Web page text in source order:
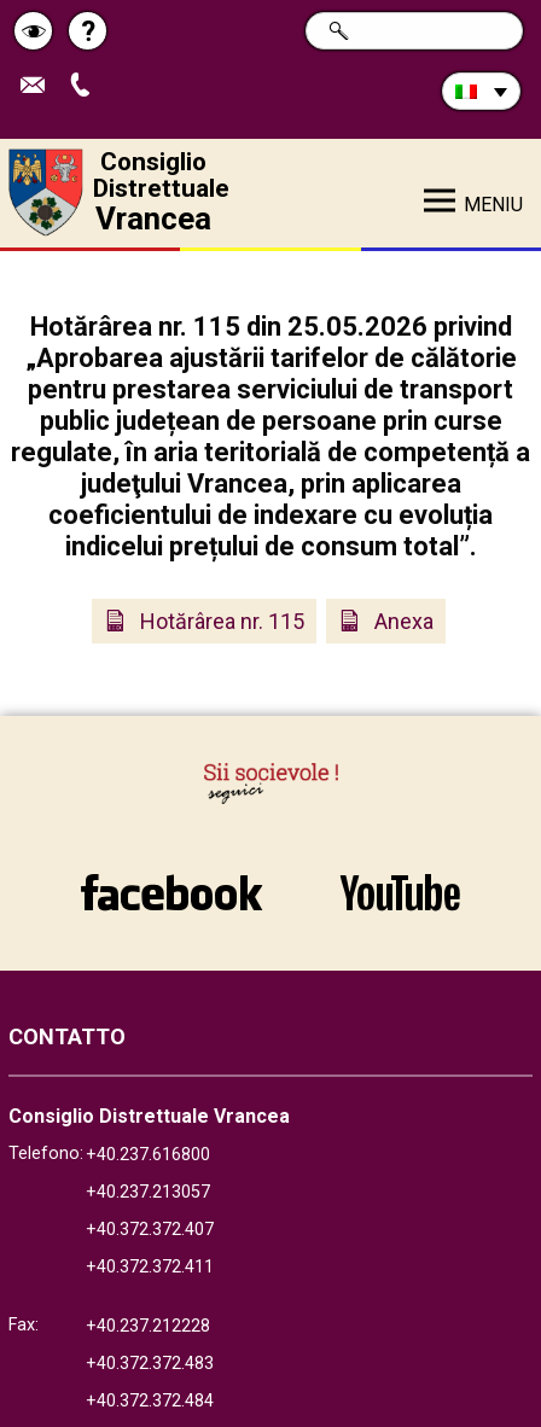
Schimbă
contrastul
Pagina
de
?
Cerca
nel
RICERCA
Consiglio
Distrettuale
Vrancea MENIU
Hotărârea nr. 115 din 25.05.2026 privind
„Aprobarea ajustării tarifelor de călătorie
pentru prestarea serviciului de transport
public județean de persoane prin curse
regulate, în aria teritorială de competență a
judeţului Vrancea, prin aplicarea
coeficientului de indexare cu evoluția
indicelui prețului de consum total”.
Hotărârea nr. 115 Anexa
CONTATTO
Consiglio Distrettuale Vrancea
Telefono: +40.237.616800
+40.237.213057
+40.372.372.407
+40.372.372.411
Fax:
+40.237.212228
+40.372.372.483
+40.372.372.484